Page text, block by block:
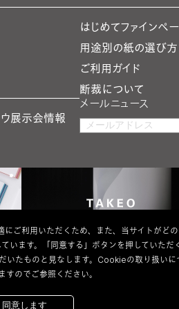
はじめてファインペ
用途別の紙の選び方
ご利用ガイド
断裁について
展示会情報
メールニュース
ご利用いただくため、また、当サイトがど
います。「同意する」ボタンを押していただ
いたものと見なします。Cookieの取り扱いに
すのでご参照ください。
同意します